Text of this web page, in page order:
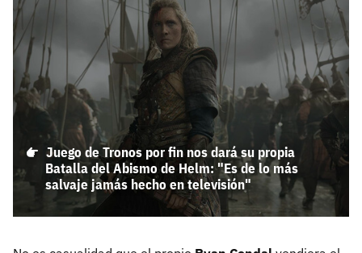
Juego de Tronos por fin nos dará su propia
Batalla del Abismo de Helm: "Es de lo más
salvaje jamás hecho en televisión"